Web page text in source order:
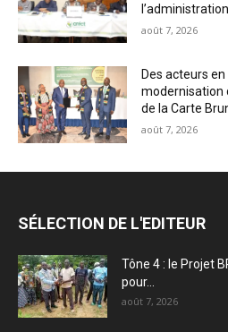
août 7, 2026
Des acteurs
modernisation
de la Carte
août 7, 2026
SÉLECTION DE L'EDITEUR
Tône 4 : le Projet
pour...
août 7, 2026